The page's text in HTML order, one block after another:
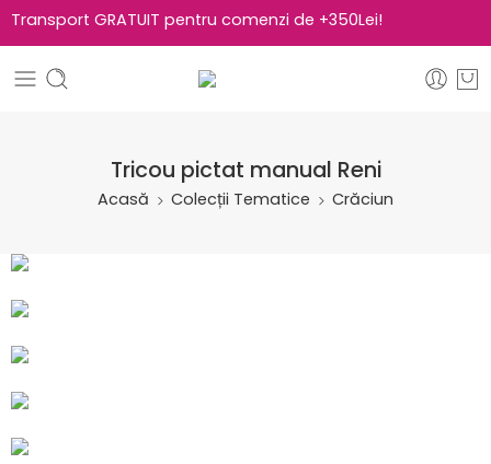
Transport GRATUIT pentru comenzi de +350Lei!
Tricou pictat manual Reni
Acasă Colecții Tematice Crăciun